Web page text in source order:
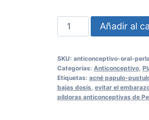
Anticonceptivo
Oral
Formula
Mejorada
3
Pack
Añadir al
SKU: anticonceptivo-oral-
Categorías: Anticonceptivo,
Etiquetas: acné papulo-
bajas dosis evitar el
píldoras anticonceptivas de